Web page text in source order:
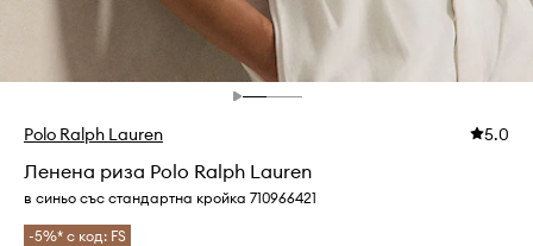
Polo Ralph Lauren 5.0
Ленена риза Polo Ralph Lauren
в синьо със стандартна кройка 710966421
-5%* с код: FS